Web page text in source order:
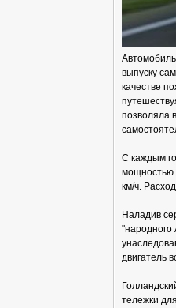
выпуску
качестве
позволяла
С каждым
мощностью
км/ч.
Наладив
"народного
двигатель
тележки